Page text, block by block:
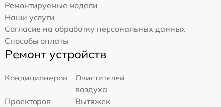
Ремонтируемые модели
Наши услуги
Согласие на обработку персональных данных
Способы оплаты
Ремонт устройств
Кондиционеров
Очистителей
воздуха
Проекторов
Вытяжек